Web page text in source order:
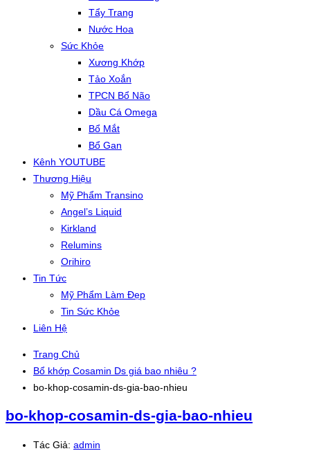
Tẩy Trang
Nước Hoa
Sức Khỏe
Xương Khớp
Tảo Xoắn
TPCN Bổ Não
Dầu Cá Omega
Bổ Mắt
Bổ Gan
Kênh YOUTUBE
Thương Hiệu
Mỹ Phẩm Transino
Angel’s Liquid
Kirkland
Relumins
Orihiro
Tin Tức
Mỹ Phẩm Làm Đẹp
Tin Sức Khỏe
Liên Hệ
Trang Chủ
Bổ khớp Cosamin Ds giá bao nhiêu ?
bo-khop-cosamin-ds-gia-bao-nhieu
bo-khop-cosamin-ds-gia-bao-nhieu
Tác Giả: admin